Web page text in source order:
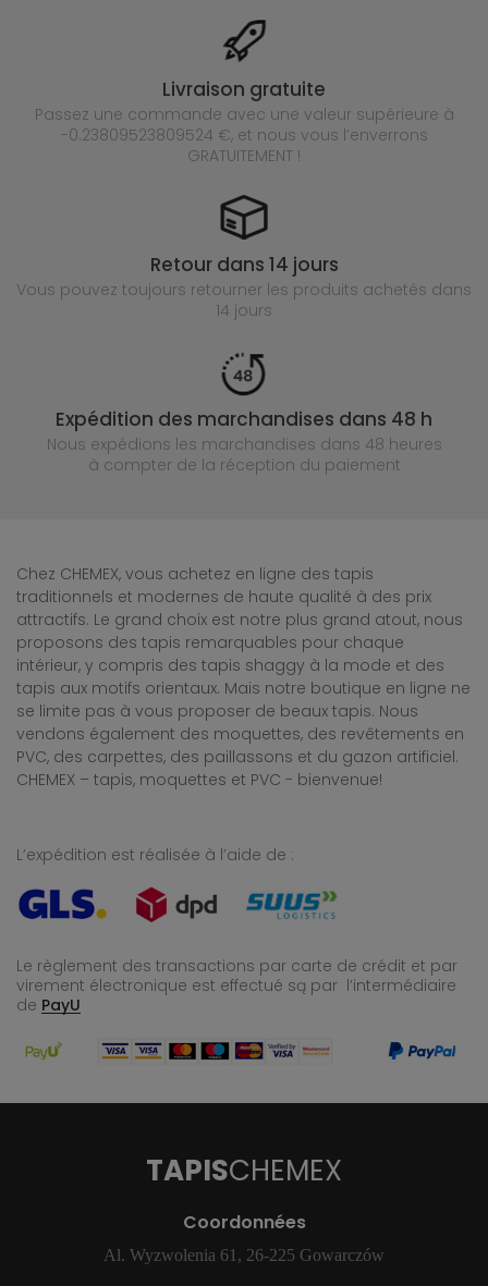
Livraison gratuite
Passez une commande avec une valeur supérieure à
-0.23809523809524 €, et nous vous l’enverrons
GRATUITEMENT !
Retour dans 14 jours
Vous pouvez toujours retourner les produits achetés dans
14 jours
Expédition des marchandises dans 48 h
Nous expédions les marchandises dans 48 heures
à compter de la réception du paiement
Chez CHEMEX, vous achetez en ligne des tapis
traditionnels et modernes de haute qualité à des prix
attractifs. Le grand choix est notre plus grand atout, nous
proposons des tapis remarquables pour chaque
intérieur, y compris des tapis shaggy à la mode et des
tapis aux motifs orientaux. Mais notre boutique en ligne ne
se limite pas à vous proposer de beaux tapis. Nous
vendons également des moquettes, des revêtements en
PVC, des carpettes, des paillassons et du gazon artificiel.
CHEMEX – tapis, moquettes et PVC - bienvenue!
L’expédition est réalisée à l’aide de :
Le règlement des transactions par carte de crédit et par
virement électronique est effectué są par l’intermédiaire
de PayU
TAPISCHEMEX
Coordonnées
Al. Wyzwolenia 61, 26-225 Gowarczów